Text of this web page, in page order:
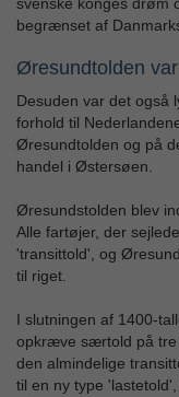
svenske konges drøm
begrænset af
Øresundtolden
Desuden var det også
forhold til
Øresundtolden og på
handel i Østersøen.
Øresundstolden blev
Alle fartøjer, der
'transittold', og
til riget.
I slutningen af 1400-
opkræve særtold på tre
den almindelige
til en ny type